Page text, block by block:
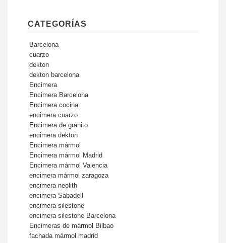
CATEGORÍAS
Barcelona
cuarzo
dekton
dekton barcelona
Encimera
Encimera Barcelona
Encimera cocina
encimera cuarzo
Encimera de granito
encimera dekton
Encimera mármol
Encimera mármol Madrid
Encimera mármol Valencia
encimera mármol zaragoza
encimera neolith
encimera Sabadell
encimera silestone
encimera silestone Barcelona
Encimeras de mármol Bilbao
fachada mármol madrid